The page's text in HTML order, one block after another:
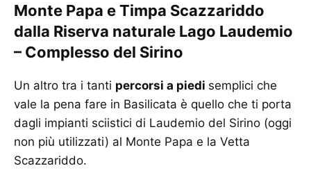
Monte Papa e Timpa Scazzariddo
dalla Riserva naturale Lago Laudemio
– Complesso del Sirino
Un altro tra i tanti percorsi a piedi semplici che
vale la pena fare in Basilicata è quello che ti porta
dagli impianti sciistici di Laudemio del Sirino (oggi
non più utilizzati) al Monte Papa e la Vetta
Scazzariddo.